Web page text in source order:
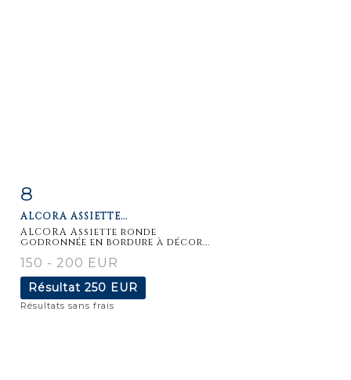
détaillée
8
ALCORA ASSIETTE...
ALCORA Assiette ronde
godronnée en bordure à décor...
150 - 200 EUR
Résultat 250 EUR
Résultats sans frais